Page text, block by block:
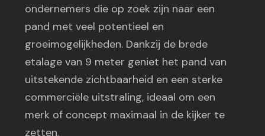
ondernemers die op zoek zijn naar een
pand met veel potentieel en
groeimogelijkheden. Dankzij de brede
etalage van 9 meter geniet het pand van
uitstekende zichtbaarheid en een sterke
commerciële uitstraling, ideaal om een
merk of concept maximaal in de kijker te
zetten.